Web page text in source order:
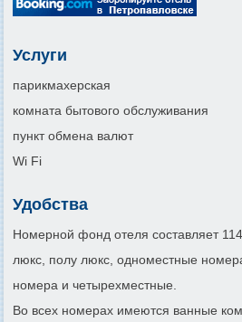
Услуги
парикмахерская
комната бытового обслуживания
пункт обмена валют
Wi Fi
Удобства
Номерной фонд отеля составляет
люкс, полу люкс, одноместные
номера и четырехмеcтные.
Во всех номерах имеются ванные